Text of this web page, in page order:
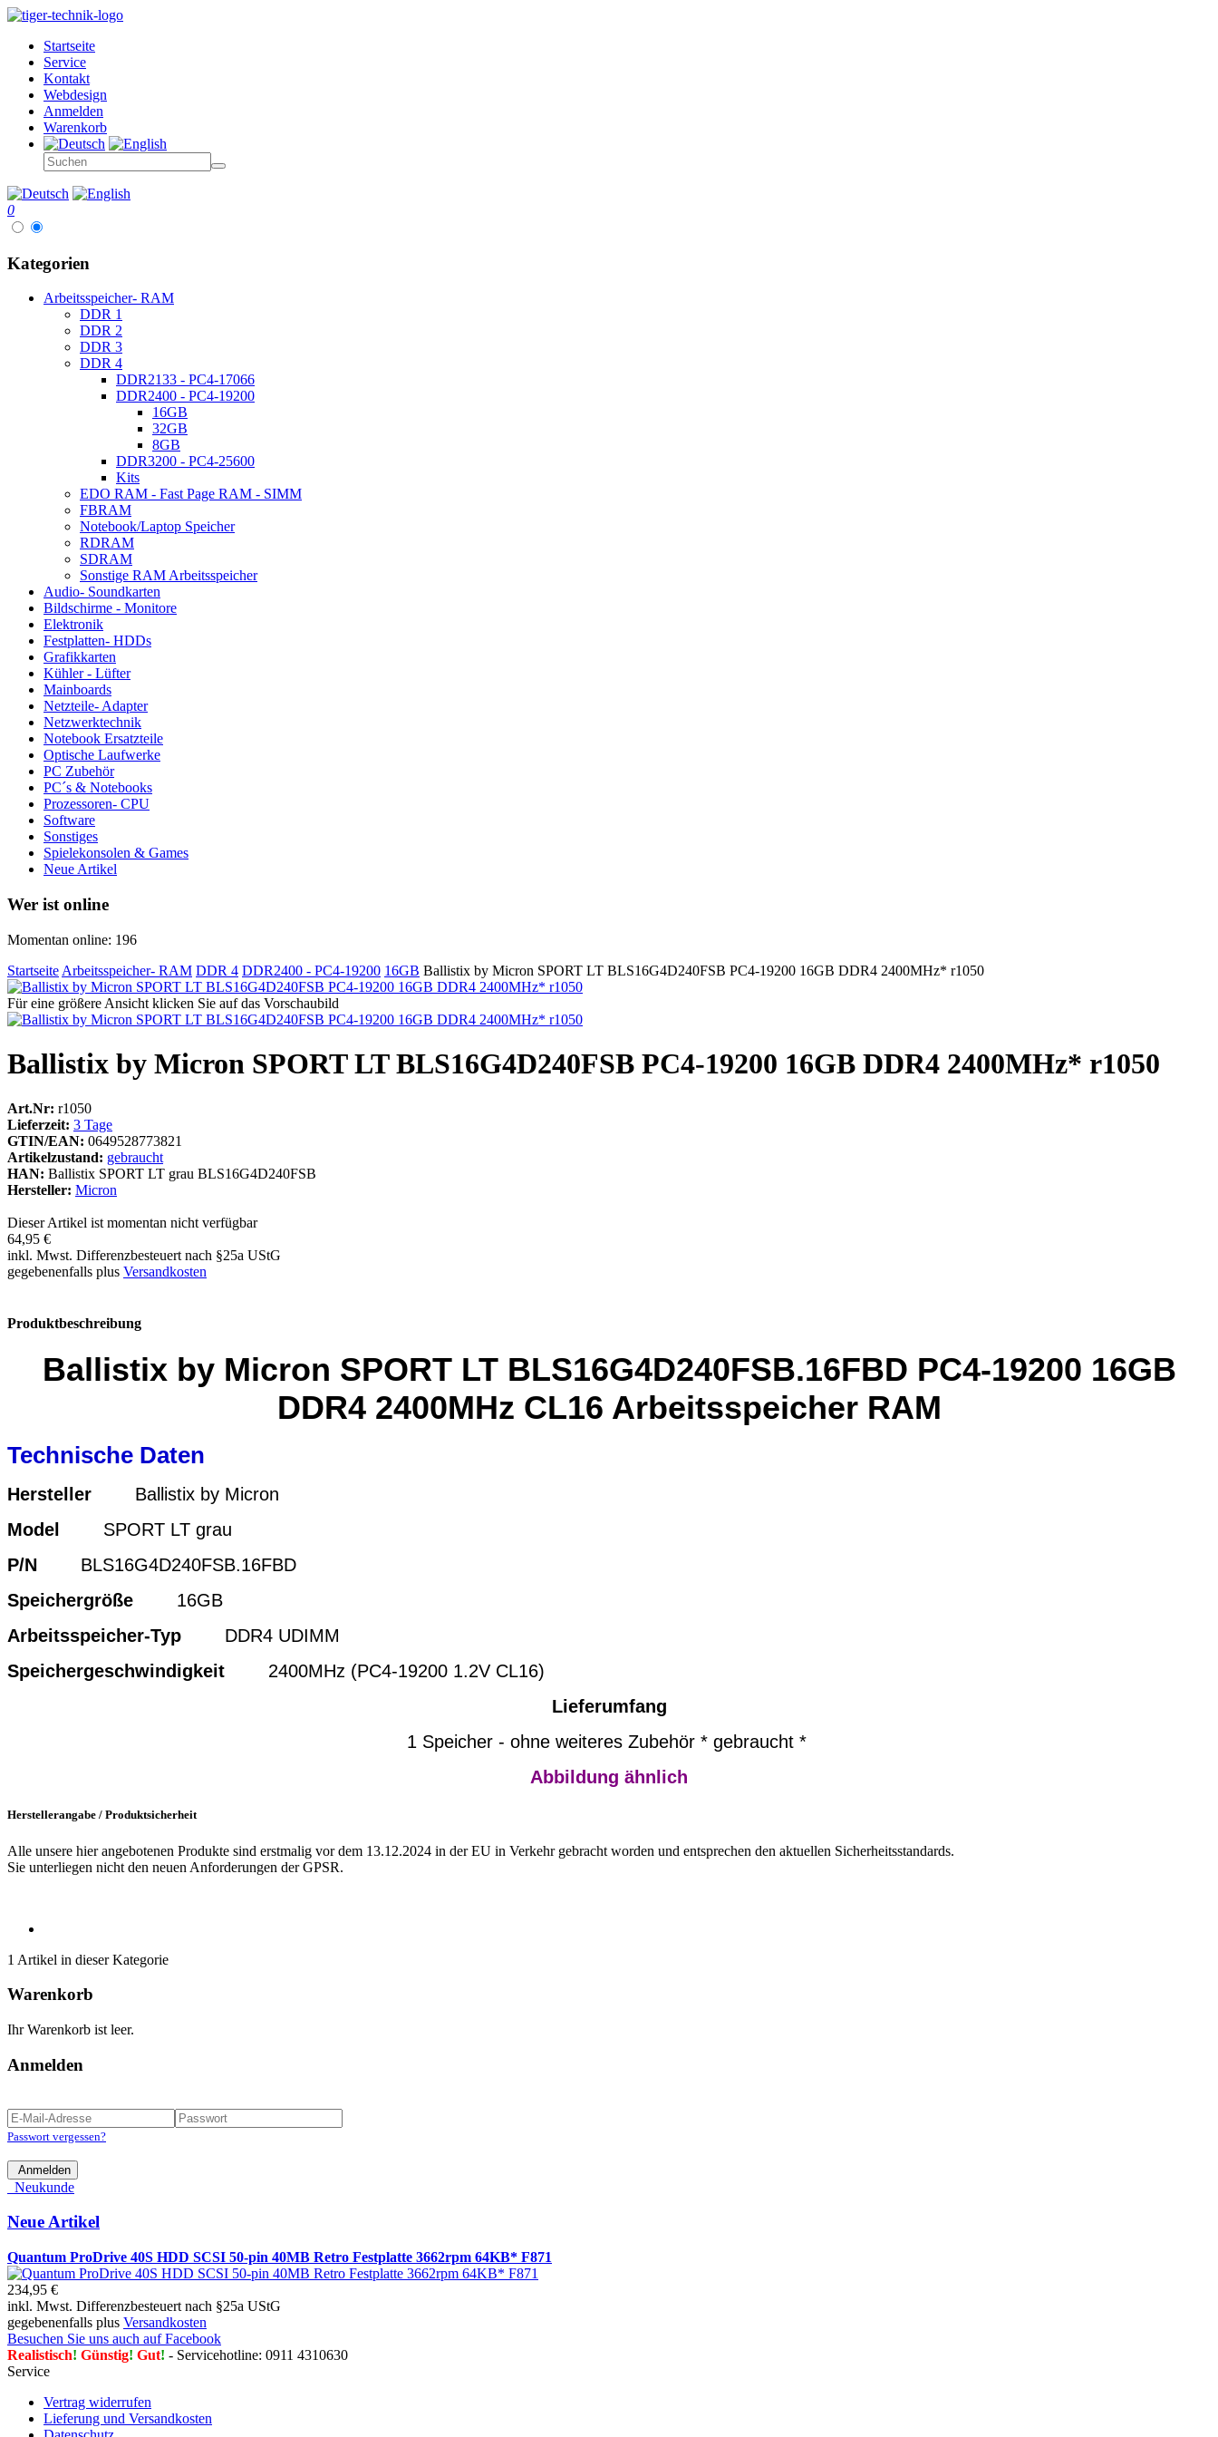
Startseite
Service
Kontakt
Webdesign
Anmelden
Warenkorb
0
Kategorien
Arbeitsspeicher- RAM
DDR 1
DDR 2
DDR 3
DDR 4
DDR2133 - PC4-17066
DDR2400 - PC4-19200
16GB
32GB
8GB
DDR3200 - PC4-25600
Kits
EDO RAM - Fast Page RAM - SIMM
FBRAM
Notebook/Laptop Speicher
RDRAM
SDRAM
Sonstige RAM Arbeitsspeicher
Audio- Soundkarten
Bildschirme - Monitore
Elektronik
Festplatten- HDDs
Grafikkarten
Kühler - Lüfter
Mainboards
Netzteile- Adapter
Netzwerktechnik
Notebook Ersatzteile
Optische Laufwerke
PC Zubehör
PC´s & Notebooks
Prozessoren- CPU
Software
Sonstiges
Spielekonsolen & Games
Neue Artikel
Wer ist online
Momentan online: 196
Startseite Arbeitsspeicher- RAM DDR 4 DDR2400 - PC4-19200 16GB Ballistix by Micron SPORT LT BLS16G4D240FSB PC4-19200 16GB DDR4 2400MHz* r1050
Für eine größere Ansicht klicken Sie auf das Vorschaubild
Ballistix by Micron SPORT LT BLS16G4D240FSB PC4-19200 16GB DDR4 2400MHz* r1050
Art.Nr: r1050
Lieferzeit: 3 Tage
GTIN/EAN: 0649528773821
Artikelzustand: gebraucht
HAN: Ballistix SPORT LT grau BLS16G4D240FSB
Hersteller: Micron
Dieser Artikel ist momentan nicht verfügbar
64,95 €
inkl. Mwst. Differenzbesteuert nach §25a UStG
gegebenenfalls plus Versandkosten
Produktbeschreibung
Ballistix by Micron SPORT LT BLS16G4D240FSB.16FBD PC4-19200 16GB
DDR4 2400MHz CL16 Arbeitsspeicher RAM
Technische Daten
Hersteller
Ballistix by Micron
Model
SPORT LT grau
P/N
BLS16G4D240FSB.16FBD
Speichergröße 16GB
Arbeitsspeicher-Typ
DDR4 UDIMM
Speichergeschwindigkeit
2400MHz (PC4-19200 1.2V CL16)
Lieferumfang
1 Speicher - ohne weiteres Zubehör * gebraucht *
Abbildung ähnlich
Herstellerangabe / Produktsicherheit
Alle unsere hier angebotenen Produkte sind erstmalig vor dem 13.12.2024 in der EU in Verkehr gebracht worden und entsprechen den aktuellen Sicherheitsstandards.
Sie unterliegen nicht den neuen Anforderungen der GPSR.
1 Artikel in dieser Kategorie
Warenkorb
Ihr Warenkorb ist leer.
Anmelden
Passwort vergessen?
Anmelden
Neukunde
Neue Artikel
Quantum ProDrive 40S HDD SCSI 50-pin 40MB Retro Festplatte 3662rpm 64KB* F871
234,95 €
inkl. Mwst. Differenzbesteuert nach §25a UStG
gegebenenfalls plus Versandkosten
Besuchen Sie uns auch auf Facebook
Realistisch! Günstig! Gut! - Servicehotline: 0911 4310630
Service
Vertrag widerrufen
Lieferung und Versandkosten